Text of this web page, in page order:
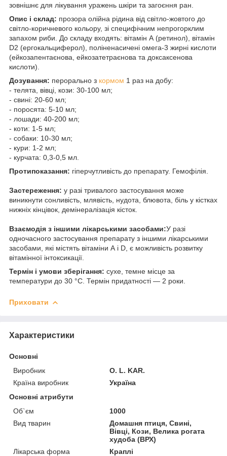
зовнішнє для лікування уражень шкіри та загоєння ран.
Опис і склад: прозора олійна рідина від світло-жовтого до
світло-коричневого кольору, зі специфічним непрогорклим
запахом риби. До складу входять: вітамін А (ретинол), вітамін
D2 (ергокальциферол), поліненасичені омега-3 жирні кислоти
(ейкозапентаєнова, ейкозатетраєнова та доксаксенова
кислоти).
Дозування: перорально з кормом 1 раз на добу:
- телята, вівці, кози: 30-100 мл;
- свині: 20-60 мл;
- поросята: 5-10 мл;
- лошади: 40-200 мл;
- коти: 1-5 мл;
- собаки: 10-30 мл;
- кури: 1-2 мл;
- курчата: 0,3-0,5 мл.
Протипоказання: гіперчутливість до препарату. Гемофілія.
Застереження: у разі тривалого застосування може
виникнути сонливість, млявість, нудота, блювота, біль у кістках
нижніх кінцівок, демінералізація кісток.
Взаємодія з іншими лікарськими засобами:У разі
одночасного застосування препарату з іншими лікарськими
засобами, які містять вітаміни А і D, є можливість розвитку
вітамінної інтоксикації.
Термін і умови зберігання: сухе, темне місце за
температури до 30 °C. Термін придатності — 2 роки.
Приховати
Характеристики
Основні
Виробник
O. L. KAR.
Країна виробник
Україна
Основні атрибути
Об`єм
1000
Вид тварин
Домашня птиця, Свині,
Вівці, Кози, Велика рогата
худоба (ВРХ)
Лікарська форма
Краплі